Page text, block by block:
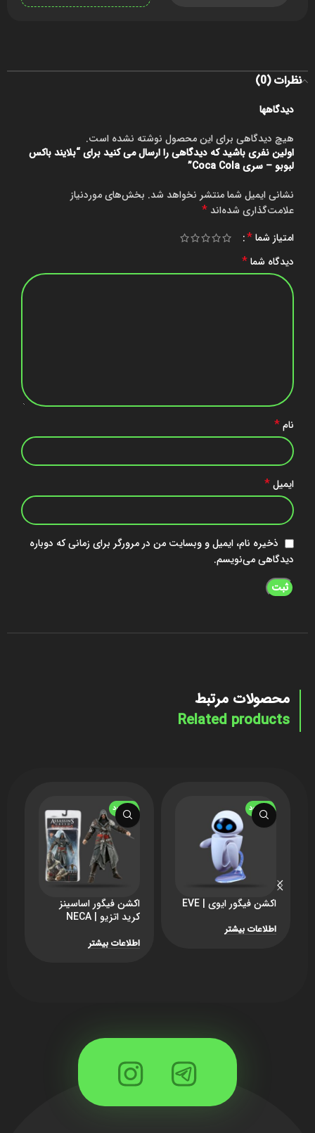
نظرات (0)
دیدگاهها
هیچ دیدگاهی برای این محصول نوشته نشده است.
اولین نفری باشید که دیدگاهی را ارسال می کنید برای “بلایند باکس
لبوبو – سری Coca Cola”
نشانی ایمیل شما منتشر نخواهد شد. بخش‌های موردنیاز
علامت‌گذاری شده‌اند *
امتیاز شما*
دیدگاه شما*
نام*
ایمیل*
ذخیره نام، ایمیل و وبسایت من در مرورگر برای زمانی که دوباره
دیدگاهی می‌نویسم.
محصولات مرتبط
Related products
ناموجود
اکشن فیگور ایوی | EVE
اطلاعات بیشتر
ناموجود
اکشن فیگور اساسینز
کرید اتزیو | NECA
Revelations Ezio
اطلاعات بیشتر